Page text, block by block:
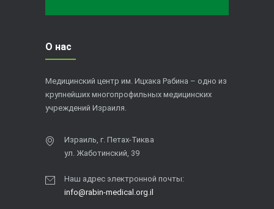
О нас
Медицинский центр им. Ицхака Рабина – одно из
крупнейших многопрофильных медицинских
учреждений Израиля.
Израиль, г. Петах-Тиква
ул. Жаботинский, 39
Наш адрес электронной почты:
info@rabin-medical.org.il